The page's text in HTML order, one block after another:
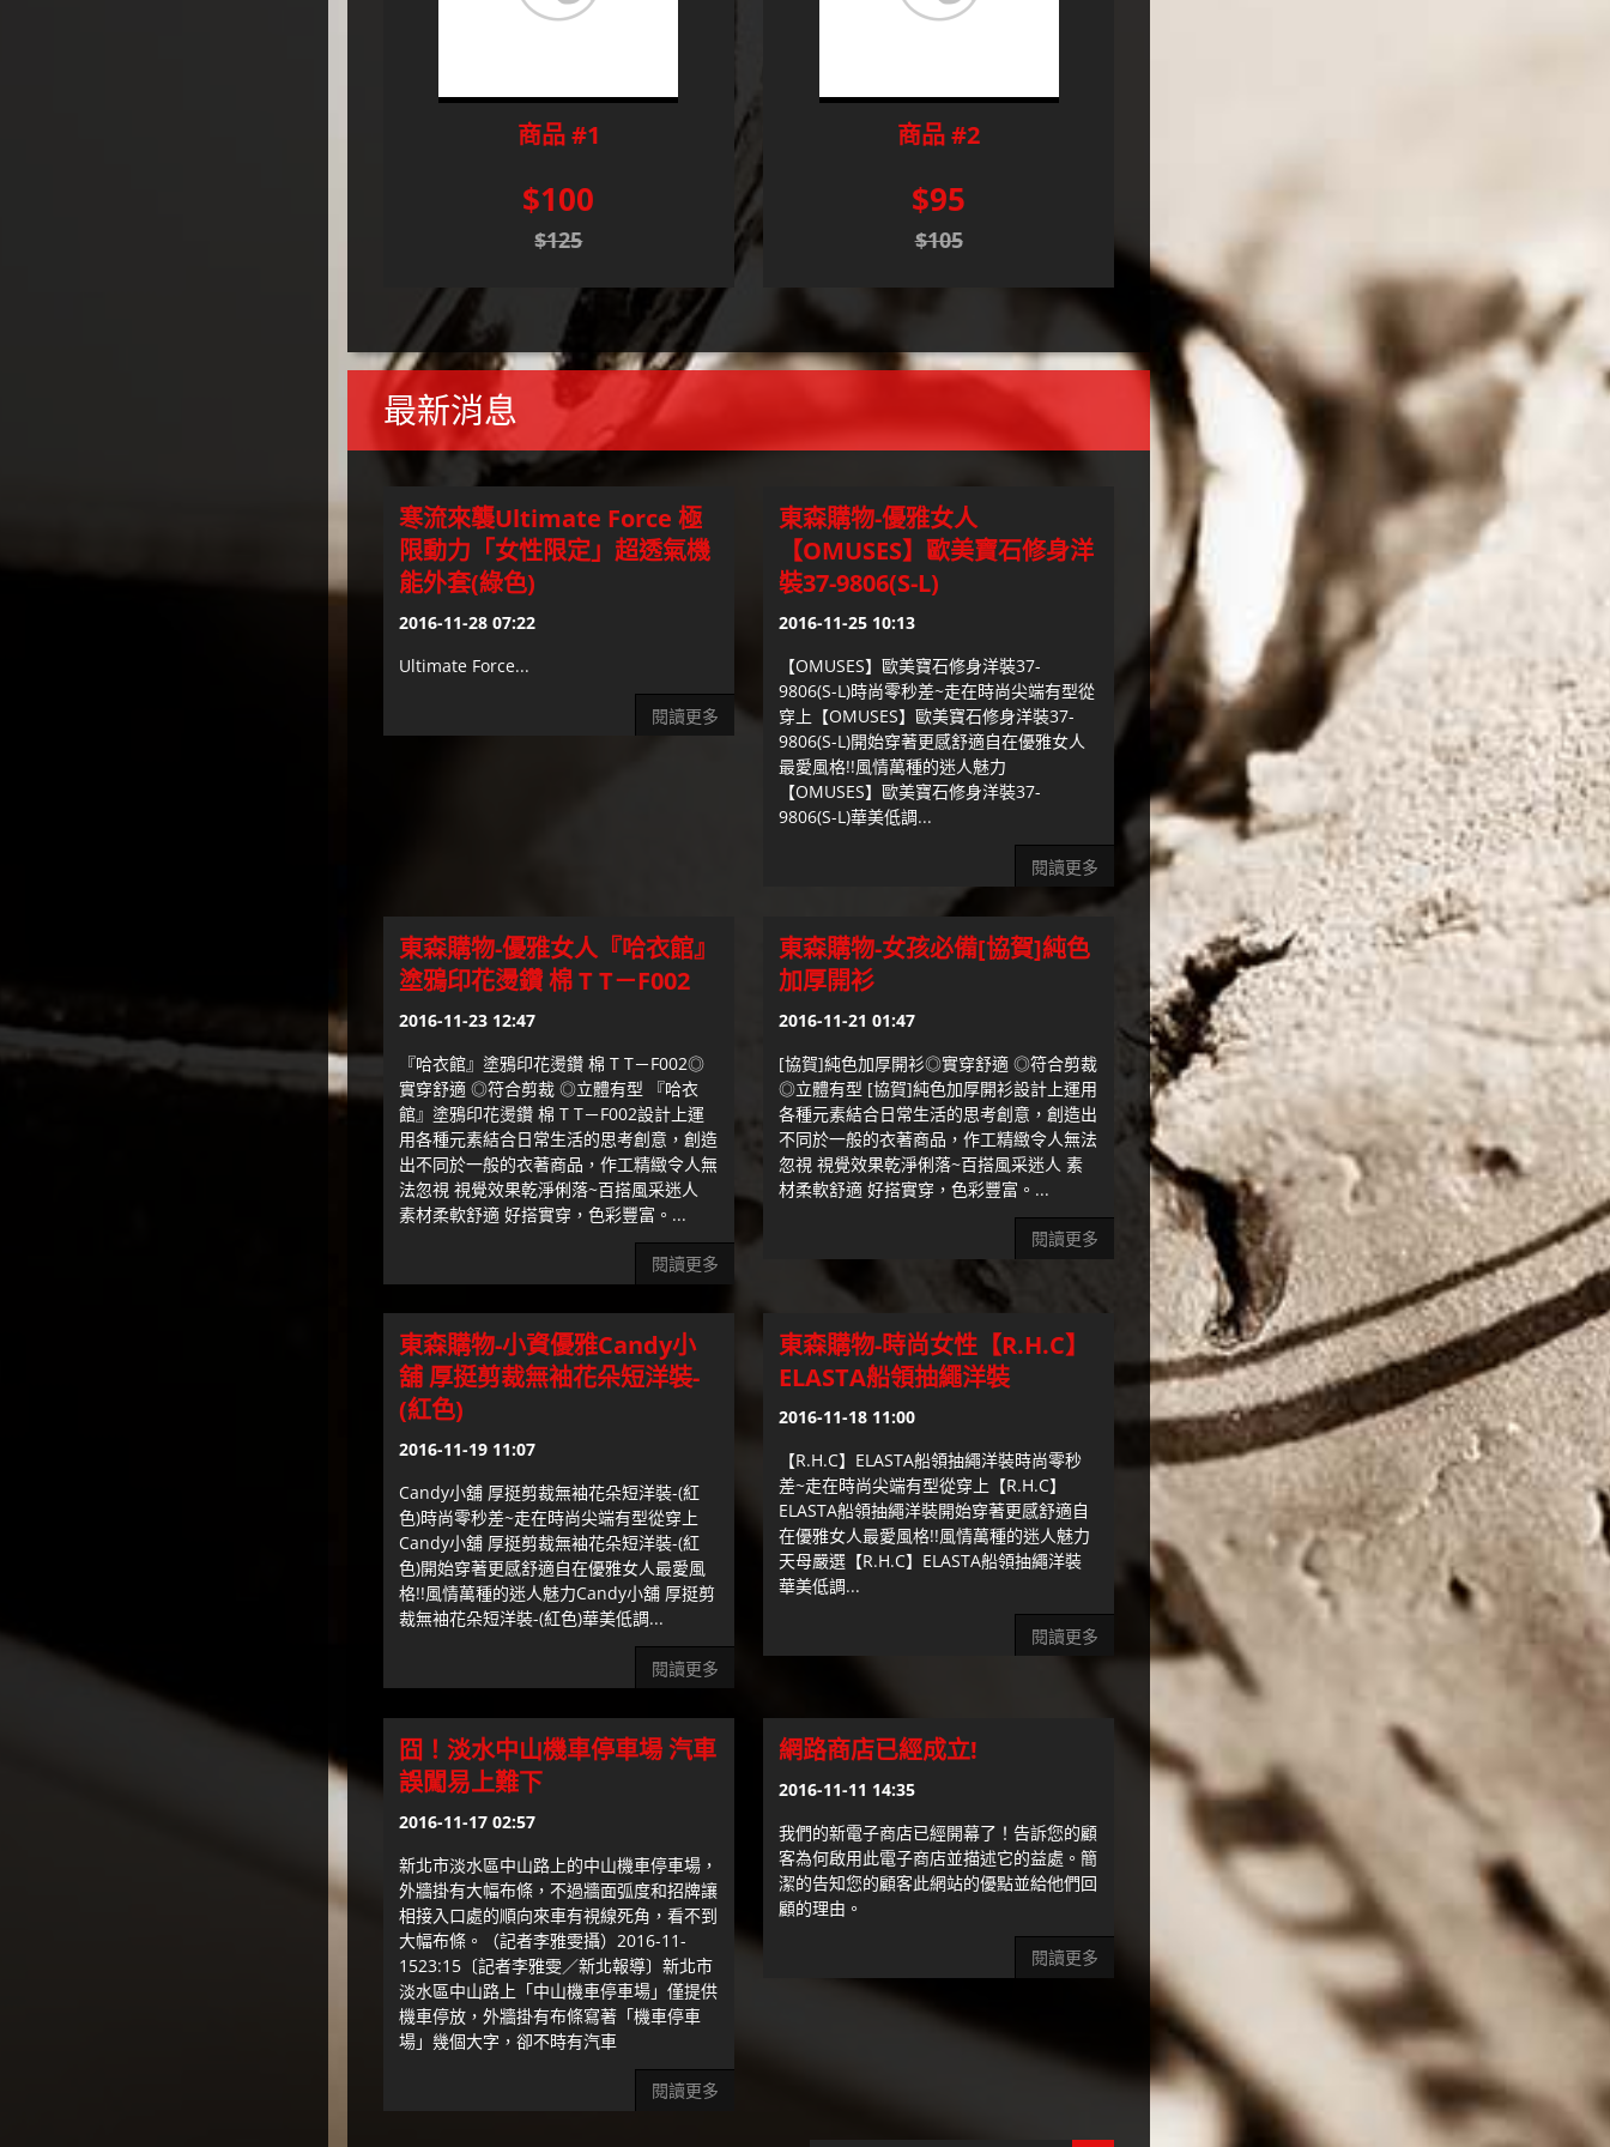
商品 #1
$100
$125
商品 #2
$95
$105
最新消息
寒流來襲Ultimate Force 極
限動力「女性限定」超透氣機
能外套(綠色)
2016-11-28 07:22
Ultimate Force...
閱讀更多
東森購物-優雅女人
【OMUSES】歐美寶石修身洋
裝37-9806(S-L)
2016-11-25 10:13
【OMUSES】歐美寶石修身洋裝37-
9806(S-L)時尚零秒差~走在時尚尖端有型從
穿上【OMUSES】歐美寶石修身洋裝37-
9806(S-L)開始穿著更感舒適自在優雅女人
最愛風格!!風情萬種的迷人魅力
【OMUSES】歐美寶石修身洋裝37-
9806(S-L)華美低調...
閱讀更多
東森購物-優雅女人『哈衣館』
塗鴉印花燙鑽 棉 T T－F002
2016-11-23 12:47
『哈衣館』塗鴉印花燙鑽 棉 T T－F002◎
實穿舒適 ◎符合剪裁 ◎立體有型 『哈衣
館』塗鴉印花燙鑽 棉 T T－F002設計上運
用各種元素結合日常生活的思考創意，創造
出不同於一般的衣著商品，作工精緻令人無
法忽視 視覺效果乾淨俐落~百搭風采迷人
素材柔軟舒適 好搭實穿，色彩豐富。...
閱讀更多
東森購物-女孩必備[協賀]純色
加厚開衫
2016-11-21 01:47
[協賀]純色加厚開衫◎實穿舒適 ◎符合剪裁
◎立體有型 [協賀]純色加厚開衫設計上運用
各種元素結合日常生活的思考創意，創造出
不同於一般的衣著商品，作工精緻令人無法
忽視 視覺效果乾淨俐落~百搭風采迷人 素
材柔軟舒適 好搭實穿，色彩豐富。...
閱讀更多
東森購物-小資優雅Candy小
舖 厚挺剪裁無袖花朵短洋裝-
(紅色)
2016-11-19 11:07
Candy小舖 厚挺剪裁無袖花朵短洋裝-(紅
色)時尚零秒差~走在時尚尖端有型從穿上
Candy小舖 厚挺剪裁無袖花朵短洋裝-(紅
色)開始穿著更感舒適自在優雅女人最愛風
格!!風情萬種的迷人魅力Candy小舖 厚挺剪
裁無袖花朵短洋裝-(紅色)華美低調...
閱讀更多
東森購物-時尚女性【R.H.C】
ELASTA船領抽繩洋裝
2016-11-18 11:00
【R.H.C】ELASTA船領抽繩洋裝時尚零秒
差~走在時尚尖端有型從穿上【R.H.C】
ELASTA船領抽繩洋裝開始穿著更感舒適自
在優雅女人最愛風格!!風情萬種的迷人魅力
天母嚴選【R.H.C】ELASTA船領抽繩洋裝
華美低調...
閱讀更多
囧！淡水中山機車停車場 汽車
誤闖易上難下
2016-11-17 02:57
新北市淡水區中山路上的中山機車停車場，
外牆掛有大幅布條，不過牆面弧度和招牌讓
相接入口處的順向來車有視線死角，看不到
大幅布條。（記者李雅雯攝）2016-11-
1523:15〔記者李雅雯／新北報導〕新北市
淡水區中山路上「中山機車停車場」僅提供
機車停放，外牆掛有布條寫著「機車停車
場」幾個大字，卻不時有汽車
閱讀更多
網路商店已經成立!
2016-11-11 14:35
我們的新電子商店已經開幕了！告訴您的顧
客為何啟用此電子商店並描述它的益處。簡
潔的告知您的顧客此網站的優點並給他們回
顧的理由。
閱讀更多